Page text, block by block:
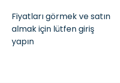
Fiyatları görmek ve satın
almak için lütfen giriş
yapın